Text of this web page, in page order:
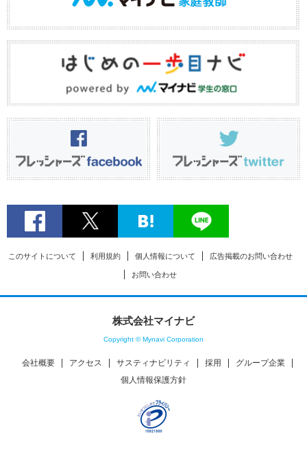
このサイトについて 利用規約 個人情報について 広告掲載のお問い合わせ
お問い合わせ
株式会社マイナビ
Copyright © Mynavi Corporation
会社概要 アクセス サスティナビリティ 採用
グループ企業
個人情報保護方針